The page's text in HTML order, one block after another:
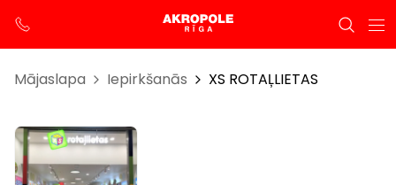
Mājaslapa Iepirkšanās XS ROTAĻLIETAS